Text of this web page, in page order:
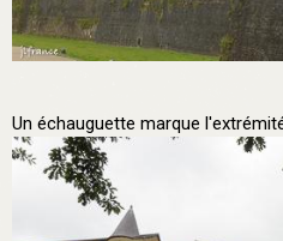
Un échauguette marque